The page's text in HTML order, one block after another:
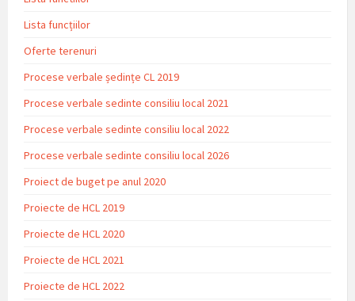
Lista funcțiilor
Oferte terenuri
Procese verbale ședințe CL 2019
Procese verbale sedinte consiliu local 2021
Procese verbale sedinte consiliu local 2022
Procese verbale sedinte consiliu local 2026
Proiect de buget pe anul 2020
Proiecte de HCL 2019
Proiecte de HCL 2020
Proiecte de HCL 2021
Proiecte de HCL 2022